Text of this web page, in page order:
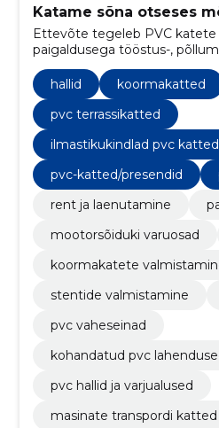
Katame sõna otseses
Ettevõte tegeleb PVC
paigaldusega tööstus-,
transpordisektorites. Pakume
ilmastikukindlaid lahendusi
tuginedes 24-aastasele
hallid
koormakatted
pvc terrassikatted
ilmastikukindlad pvc katted
pvc-katted/presendid
rent ja laenutamine
mootorsõiduki varuosad
koormakatete
stentide valmistamine
pvc vaheseinad
kohandatud pvc
pvc hallid ja varjualused
masinate transpordi katted